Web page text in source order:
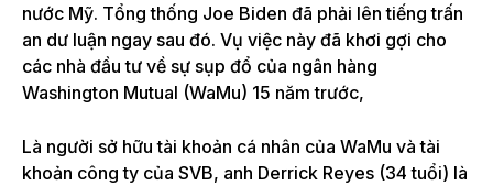
nước Mỹ. Tổng thống Joe Biden đã phải lên tiếng trấn
an dư luận ngay sau đó. Vụ việc này đã khơi gợi cho
các nhà đầu tư về sự sụp đổ của ngân hàng
Washington Mutual (WaMu) 15 năm trước,
Là người sở hữu tài khoản cá nhân của WaMu và tài
khoản công ty của SVB, anh Derrick Reyes (34 tuổi) là